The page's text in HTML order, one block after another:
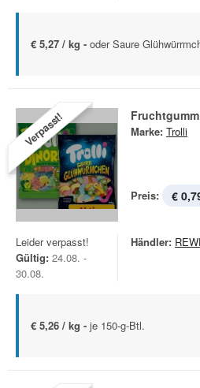
€ 5,27 / kg - oder Saure
Verpasst! Marke: Trolli
Preis: €
Leider verpasst!
Gültig: 24.08. -
30.08.
Händler:
€ 5,26 / kg - je 150-g-Btl.